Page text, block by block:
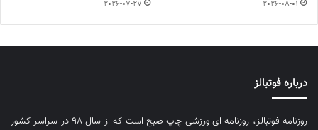
2026-08-01
2026-07-27
درباره فوتبالز
روزنامه فوتبالز، روزنامه ای ورزشی چاپ صبح است که از سال ۹۸ در سراسر کشور